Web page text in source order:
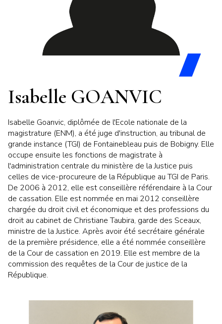
Isabelle GOANVIC
Isabelle Goanvic, diplômée de l'Ecole nationale de la
magistrature (ENM), a été juge d'instruction, au tribunal de
grande instance (TGI) de Fontainebleau puis de Bobigny. Elle
occupe ensuite les fonctions de magistrate à
l'administration centrale du ministère de la Justice puis
celles de vice-procureure de la République au TGI de Paris.
De 2006 à 2012, elle est conseillère référendaire à la Cour
de cassation. Elle est nommée en mai 2012 conseillère
chargée du droit civil et économique et des professions du
droit au cabinet de Christiane Taubira, garde des Sceaux,
ministre de la Justice. Après avoir été secrétaire générale
de la première présidence, elle a été nommée conseillère
de la Cour de cassation en 2019. Elle est membre de la
commission des requêtes de la Cour de justice de la
République.